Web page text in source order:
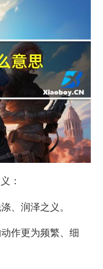
：
、润泽之义。
作更为频繁、细